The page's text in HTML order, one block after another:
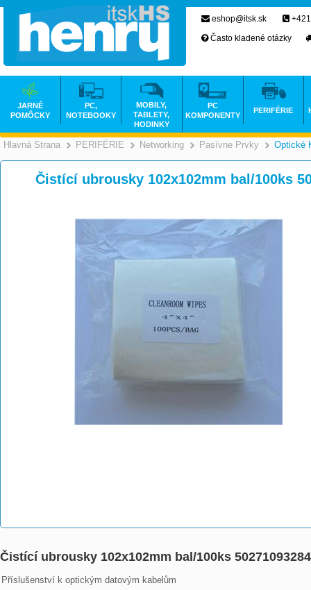
Hlavná Strana >
PERIFÉRIE >
Networking >
Pasívne Prvky Optické
Čistící ubrousky 102x102mm bal/100ks
Čistící ubrousky 102x102mm bal/100ks 50271093284
Příslušenství k optickým datovým kabelům
eshop@itsk.sk
Často kladené otázky
JARNÉ
POMÔCKY
PC,
NOTEBOOKY
MOBILY,
TABLETY,
HODINKY
PC
KOMPONENTY
PERIFÉRIE